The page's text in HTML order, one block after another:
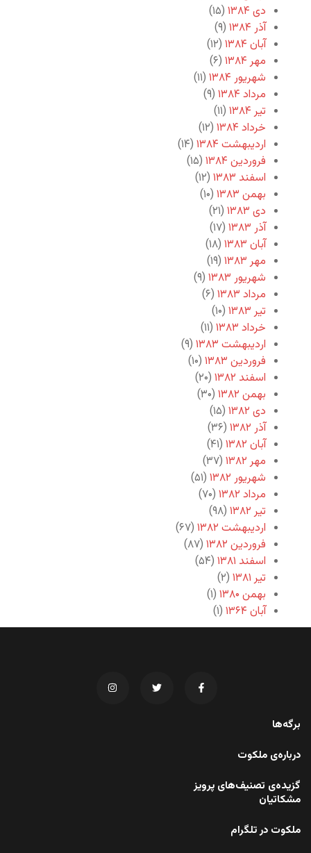
دی ۱۳۸۴
(۱۵)
آذر ۱۳۸۴
(۹)
آبان ۱۳۸۴
(۱۲)
مهر ۱۳۸۴
(۶)
شهریور ۱۳۸۴
(۱۱)
مرداد ۱۳۸۴
(۹)
تیر ۱۳۸۴
(۱۱)
خرداد ۱۳۸۴
(۱۲)
اردیبهشت ۱۳۸۴
(۱۴)
فروردین ۱۳۸۴
(۱۵)
اسفند ۱۳۸۳
(۱۲)
بهمن ۱۳۸۳
(۱۰)
دی ۱۳۸۳
(۲۱)
آذر ۱۳۸۳
(۱۷)
آبان ۱۳۸۳
(۱۸)
مهر ۱۳۸۳
(۱۹)
شهریور ۱۳۸۳
(۹)
مرداد ۱۳۸۳
(۶)
تیر ۱۳۸۳
(۱۰)
خرداد ۱۳۸۳
(۱۱)
اردیبهشت ۱۳۸۳
(۹)
فروردین ۱۳۸۳
(۱۰)
اسفند ۱۳۸۲
(۲۰)
بهمن ۱۳۸۲
(۳۰)
دی ۱۳۸۲
(۱۵)
آذر ۱۳۸۲
(۳۶)
آبان ۱۳۸۲
(۴۱)
مهر ۱۳۸۲
(۳۷)
شهریور ۱۳۸۲
(۵۱)
مرداد ۱۳۸۲
(۷۰)
تیر ۱۳۸۲
(۹۸)
اردیبهشت ۱۳۸۲
(۶۷)
فروردین ۱۳۸۲
(۸۷)
اسفند ۱۳۸۱
(۵۴)
تیر ۱۳۸۱
(۲)
بهمن ۱۳۸۰
(۱)
آبان ۱۳۶۴
(۱)
برگه‌ها
درباره‌ی ملکوت
گزیده‌ی تصنیف‌های پرویز
مشکاتیان
ملکوت در تلگرام